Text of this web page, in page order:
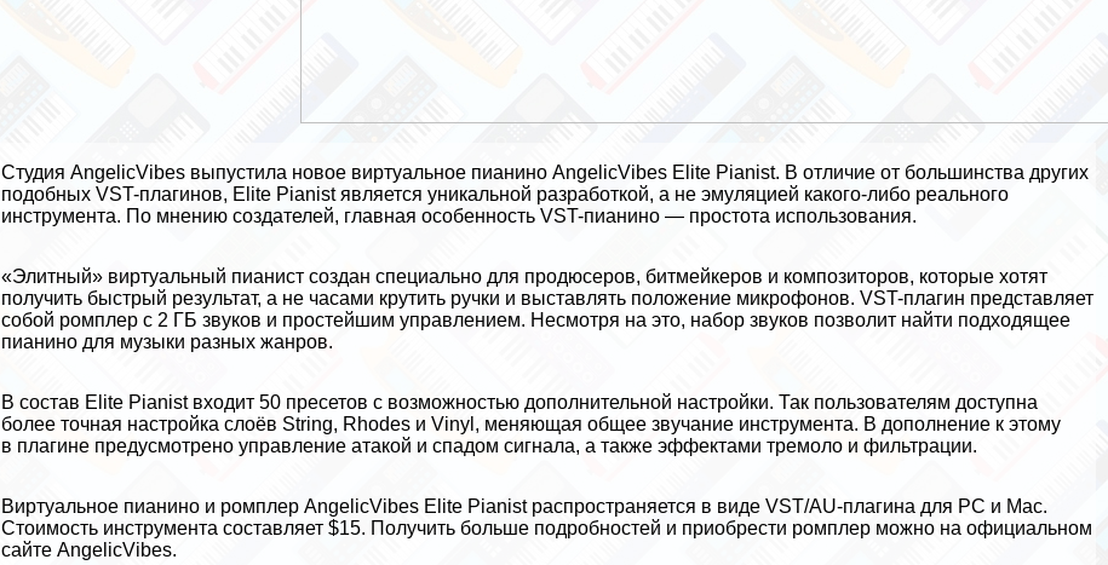
Студия AngelicVibes выпустила новое виртуальное пианино AngelicVibes Elite Pianist. В отличие от большинства других
подобных VST-плагинов, Elite Pianist является уникальной разработкой, а не эмуляцией какого-либо реального
инструмента. По мнению создателей, главная особенность VST-пианино — простота использования.
«Элитный» виртуальный пианист создан специально для продюсеров, битмейкеров и композиторов, которые хотят
получить быстрый результат, а не часами крутить ручки и выставлять положение микрофонов. VST-плагин представляет
собой ромплер с 2 ГБ звуков и простейшим управлением. Несмотря на это, набор звуков позволит найти подходящее
пианино для музыки разных жанров.
В состав Elite Pianist входит 50 пресетов с возможностью дополнительной настройки. Так пользователям доступна
более точная настройка слоёв String, Rhodes и Vinyl, меняющая общее звучание инструмента. В дополнение к этому
в плагине предусмотрено управление атакой и спадом сигнала, а также эффектами тремоло и фильтрации.
Виртуальное пианино и ромплер AngelicVibes Elite Pianist распространяется в виде VST/AU-плагина для PC и Mac.
Стоимость инструмента составляет $15. Получить больше подробностей и приобрести ромплер можно наофициальном
сайте AngelicVibes.